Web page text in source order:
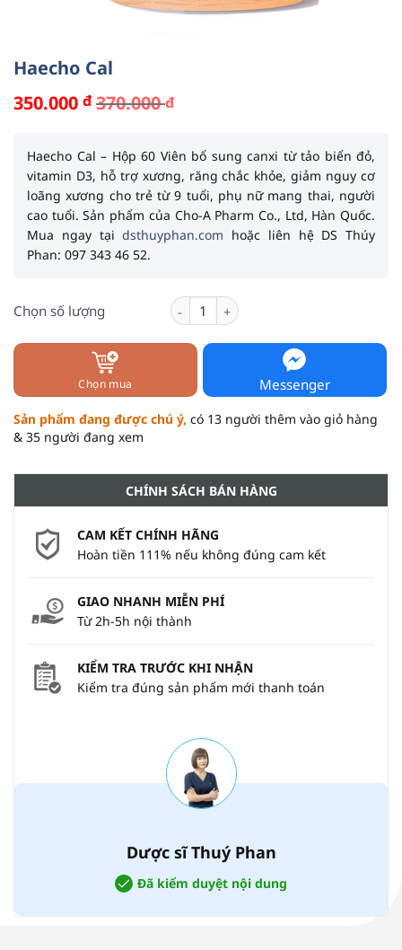
Haecho Cal
370.000đ
Giá
370.000 đ.
350.000 đ
Giá
là:
350.000 đ.
Haecho Cal – Hộp 60 Viên bổ sung canxi từ tảo biển đỏ,
vitamin D3, hỗ trợ xương, răng chắc khỏe, giảm nguy cơ
loãng xương cho trẻ từ 9 tuổi, phụ nữ mang thai, người
cao tuổi. Sản phẩm của Cho-A Pharm Co., Ltd, Hàn Quốc.
Mua ngay tạidsthuyphan.com hoặc liên hệ DS Thúy
Phan: 097 343 46 52.
Chọn số lượng Haecho Cal số lượng
Chọn mua Messenger
Sản phẩm đang được chú ý, có 13 người thêm vào giỏ hàng
& 35 người đang xem
CHÍNH SÁCH BÁN HÀNG
CAM KẾT CHÍNH HÃNG
Hoàn tiền 111% nếu không đúng cam kết
GIAO NHANH MIỄN PHÍ
Từ 2h-5h nội thành
KIỂM TRA TRƯỚC KHI NHẬN
Kiểm tra đúng sản phẩm mới thanh toán
Dược sĩ Thuý Phan
Đã kiểm duyệt nội dung